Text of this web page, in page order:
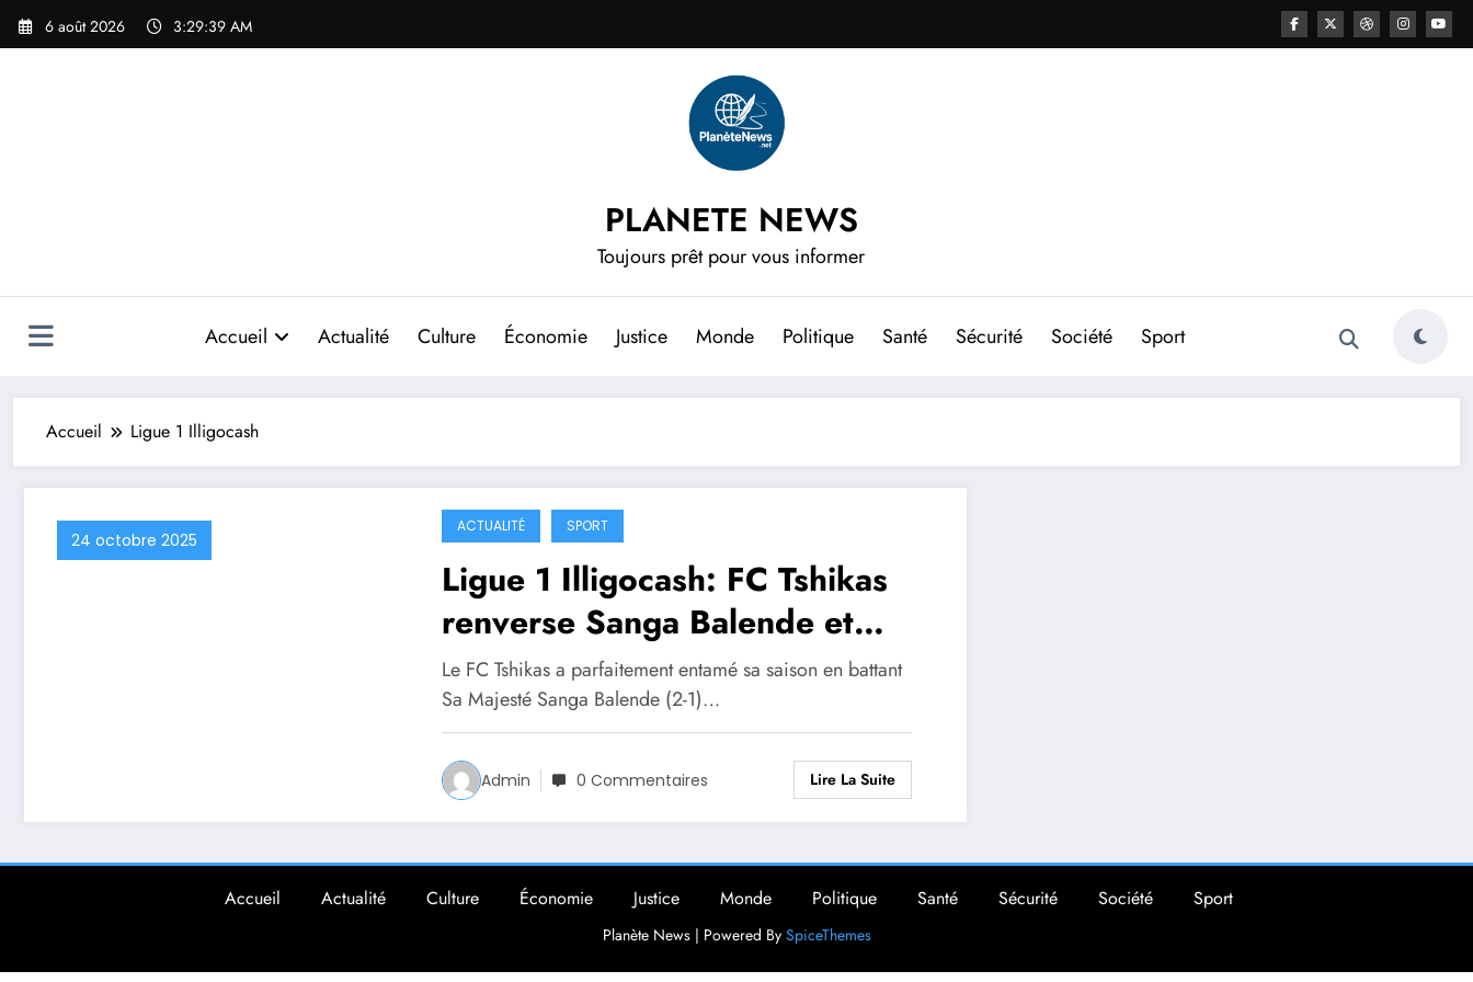
Aller
6 août 2026 3:29:39 AM
PLANETE NEWS
Toujours prêt pour vous informer
Accueil Actualité Culture Économie Justice Monde Politique Santé Sécurité Société Sport
Accueil Ligue 1 Illigocash
24 octobre 2025
ACTUALITÉ SPORT
Ligue 1 Illigocash: FC Tshikas
renverse Sanga Balende et
remporte le derby du Kasaï
Oriental
Le FC Tshikas a parfaitement entamé sa saison en battant
Sa Majesté Sanga Balende (2-1)…
Admin 0 Commentaires Lire La Suite
Accueil Actualité Culture Économie Justice Monde Politique Santé Sécurité Société Sport
Planète News | Powered By SpiceThemes